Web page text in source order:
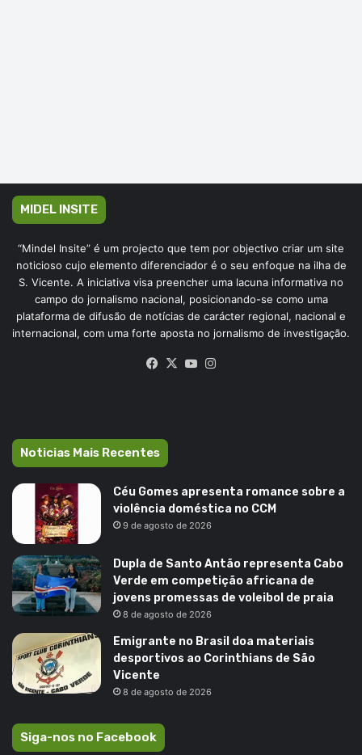
MIDEL INSITE
“Mindel Insite” é um projecto que tem por objectivo criar um site
noticioso cujo elemento diferenciador é o seu enfoque na ilha de
S. Vicente. A iniciativa visa preencher uma lacuna informativa no
campo do jornalismo nacional, posicionando-se como uma
plataforma de difusão de notícias de carácter regional, nacional e
internacional, com uma forte aposta no jornalismo de investigação.
Facebook
X YouTube
Noticias Mais Recentes
Céu Gomes apresenta romance sobre a
violência doméstica no CCM
9 de agosto de 2026
Dupla de Santo Antão representa Cabo
Verde em competição africana de
jovens promessas de voleibol de praia
8 de agosto de 2026
Emigrante no Brasil doa materiais
desportivos ao Corinthians de São
Vicente
8 de agosto de 2026
Siga-nos no Facebook